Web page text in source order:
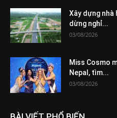
Xây dựng nhà
dừng nghỉ...
03/08/2026
Miss Cosmo
Nepal, tìm...
03/08/2026